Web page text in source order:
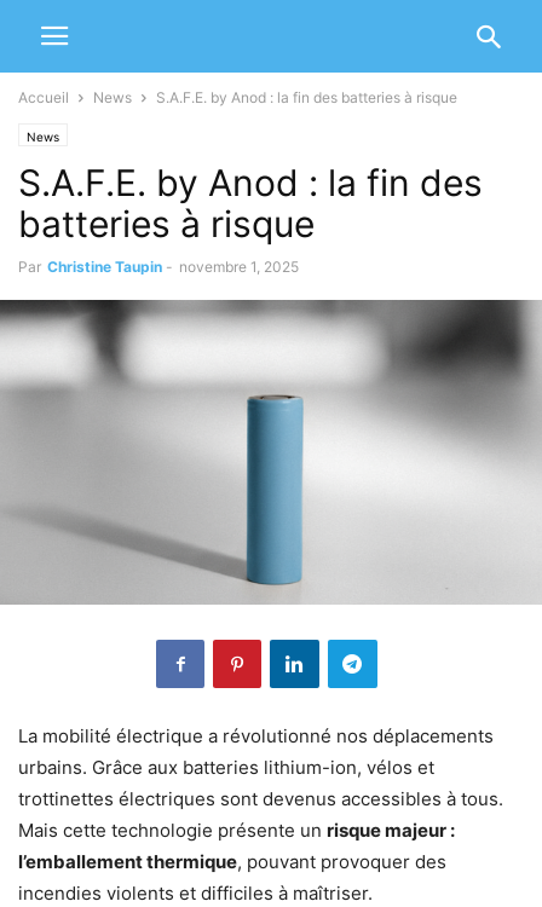
Accueil News S.A.F.E. by Anod : la fin des batteries à risque
News
S.A.F.E. by Anod : la fin des
batteries à risque
Par Christine Taupin - novembre 1, 2025
La mobilité électrique a révolutionné nos déplacements
urbains. Grâce aux batteries lithium-ion, vélos et
trottinettes électriques sont devenus accessibles à tous.
Mais cette technologie présente un risque majeur :
l’emballement thermique, pouvant provoquer des
incendies violents et difficiles à maîtriser.